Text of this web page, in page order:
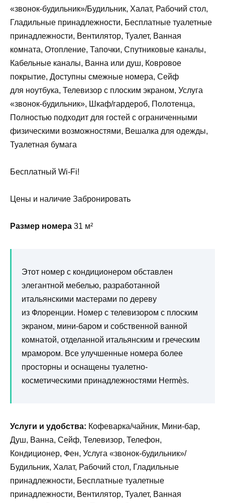
«звонок-будильник»/Будильник, Халат, Рабочий стол,
Гладильные принадлежности, Бесплатные туалетные
принадлежности, Вентилятор, Туалет, Ванная
комната, Отопление, Тапочки, Спутниковые каналы,
Кабельные каналы, Ванна или душ, Ковровое
покрытие, Доступны смежные номера, Сейф
для ноутбука, Телевизор с плоским экраном, Услуга
«звонок-будильник», Шкаф/гардероб, Полотенца,
Полностью подходит для гостей с ограниченными
физическими возможностями, Вешалка для одежды,
Туалетная бумага
Бесплатный Wi-Fi!
Цены и наличие Забронировать
Размер номера 31 м²
Этот номер с кондиционером обставлен
элегантной мебелью, разработанной
итальянскими мастерами по дереву
из Флоренции. Номер с телевизором с плоским
экраном, мини-баром и собственной ванной
комнатой, отделанной итальянским и греческим
мрамором. Все улучшенные номера более
просторны и оснащены туалетно-
косметическими принадлежностями Hermès.
Услуги и удобства: Кофеварка/чайник, Мини-бар,
Душ, Ванна, Сейф, Телевизор, Телефон,
Кондиционер, Фен, Услуга «звонок-будильник»/
Будильник, Халат, Рабочий стол, Гладильные
принадлежности, Бесплатные туалетные
принадлежности, Вентилятор, Туалет, Ванная